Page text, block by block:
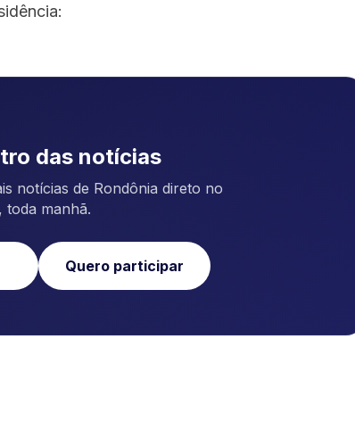
das notícias
notícias de Rondônia direto no
toda manhã.
Quero participar